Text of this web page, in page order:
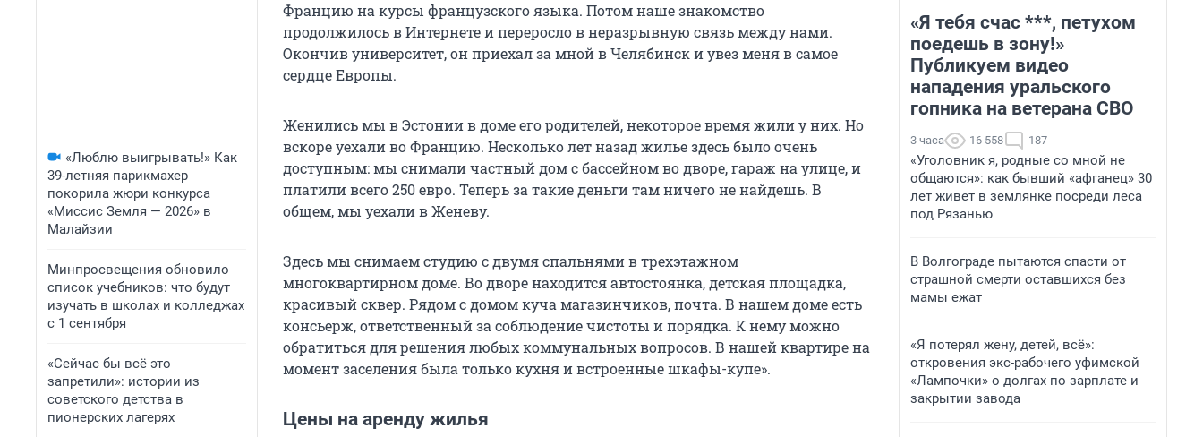
«Люблю выигрывать!» Как
39-летняя парикмахер
покорила жюри конкурса
«Миссис Земля — 2026» в
Малайзии
Минпросвещения обновило
список учебников: что будут
изучать в школах и колледжах
с 1 сентября
«Сейчас бы всё это
запретили»: истории из
советского детства в
пионерских лагерях
Францию на курсы французского языка. Потом наше знакомство
продолжилось в Интернете и переросло в неразрывную связь между нами.
Окончив университет, он приехал за мной в Челябинск и увез меня в самое
сердце Европы.
Женились мы в Эстонии в доме его родителей, некоторое время жили у них. Но
вскоре уехали во Францию. Несколько лет назад жилье здесь было очень
доступным: мы снимали частный дом с бассейном во дворе, гараж на улице, и
платили всего 250 евро. Теперь за такие деньги там ничего не найдешь. В
общем, мы уехали в Женеву.
Здесь мы снимаем студию с двумя спальнями в трехэтажном
многоквартирном доме. Во дворе находится автостоянка, детская площадка,
красивый сквер. Рядом с домом куча магазинчиков, почта. В нашем доме есть
консьерж, ответственный за соблюдение чистоты и порядка. К нему можно
обратиться для решения любых коммунальных вопросов. В нашей квартире на
момент заселения была только кухня и встроенные шкафы-купе».
Цены на аренду жилья
«Я тебя счас ***, петухом
поедешь в зону!»
Публикуем видео
нападения уральского
гопника на ветерана СВО
3 часа 16 558 187
«Уголовник я, родные со мной не
общаются»: как бывший «афганец» 30
лет живет в землянке посреди леса
под Рязанью
В Волгограде пытаются спасти от
страшной смерти оставшихся без
мамы ежат
«Я потерял жену, детей, всё»:
откровения экс-рабочего уфимской
«Лампочки» о долгах по зарплате и
закрытии завода